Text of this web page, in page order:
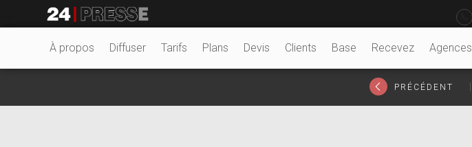
24Presse -
À propos Diffuser Tarifs Plans Devis Clients Base Recevez Agences
PRÉCÉDENT